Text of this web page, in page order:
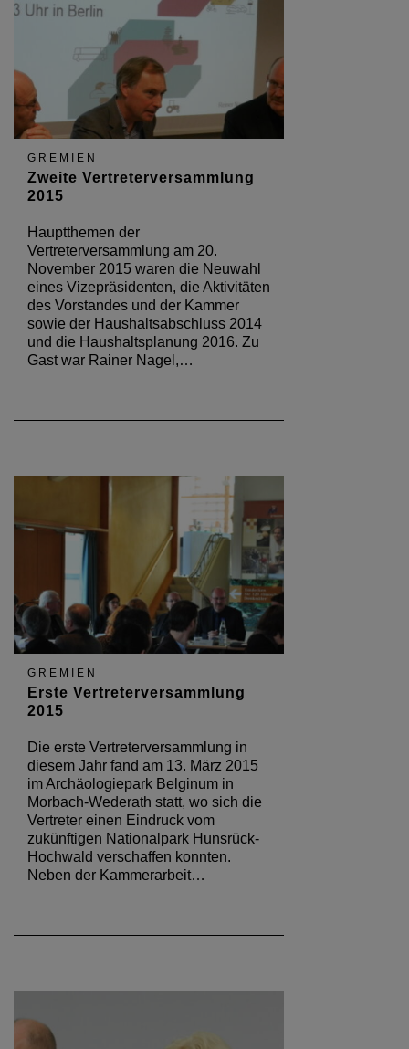
GREMIEN
Zweite Vertreterversammlung
2015
Hauptthemen der
Vertreterversammlung am 20.
November 2015 waren die Neuwahl
eines Vizepräsidenten, die Aktivitäten
des Vorstandes und der Kammer
sowie der Haushaltsabschluss 2014
und die Haushaltsplanung 2016. Zu
Gast war Rainer Nagel,…
GREMIEN
Erste Vertreterversammlung
2015
Die erste Vertreterversammlung in
diesem Jahr fand am 13. März 2015
im Archäologiepark Belginum in
Morbach-Wederath statt, wo sich die
Vertreter einen Eindruck vom
zukünftigen Nationalpark Hunsrück-
Hochwald verschaffen konnten.
Neben der Kammerarbeit…